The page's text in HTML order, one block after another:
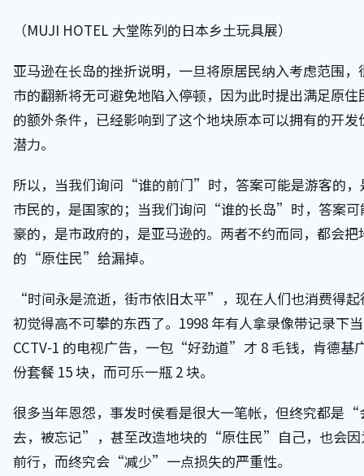
（MUJI HOTEL 大堂陈列的日本乡土玩具展）
亚马逊在长岛的挫折说明，一旦将原居民纳入考虑范围，
市的翻新将无可避免地陷入停顿，因为此时提出满足原住
的额外条件，已经影响到了这个地块原本可以拥有的开发
潜力。
所以，当我们询问“谁的前门”时，答案可能是游客的，
市民的，是国家的；当我们询问“谁的长岛”时，答案可
豪的，是市政府的，是亚马逊的。两者不约而同，都会把
的“原住民”给漏掉。
“时间永是流逝，街市依旧太平”，现在人们也消费得起
初觉得高不可攀的东西了。1998 年有人拿录像带记录下
CCTV-1 的电视广告，一包“好劲道”才 8 毛钱，肯德基
份套餐 15 块，而可乐一瓶 2 块。
很多当年恩怨，事发时侯看是很大一笔帐，但终究都是“
去，被忘记”，甚至改造地块的“原住民”自己，也会因
前行，而终究会“减少”一点损失的严重性。